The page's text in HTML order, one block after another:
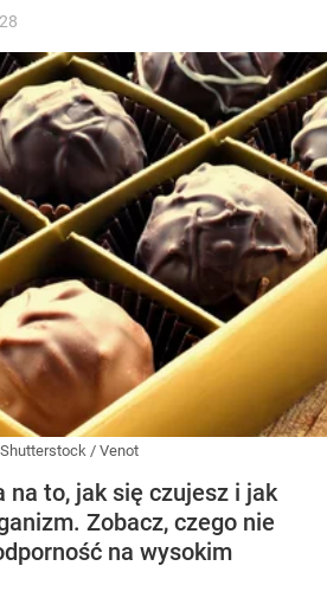
Shutterstock / Venot
na to, jak się czujesz i jak
Zobacz, czego nie
na wysokim